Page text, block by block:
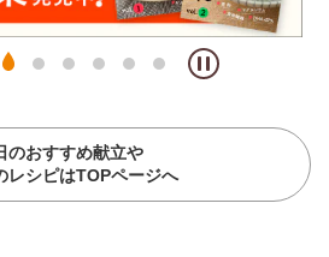
のおすすめ献立や
レシピはTOPページへ